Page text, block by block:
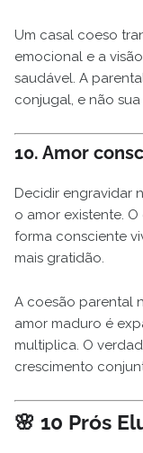
Um casal coeso
emocional e a
saudável. A
conjugal, e não
10. Amor
Decidir engravidar
o amor existente.
forma consciente
mais gratidão.
A coesão parental
amor maduro é
multiplica. O
crescimento
🌸 10 Prós